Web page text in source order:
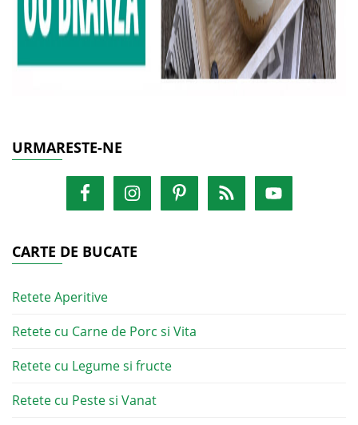
URMARESTE-NE
CARTE DE BUCATE
Retete Aperitive
Retete cu Carne de Porc si Vita
Retete cu Legume si fructe
Retete cu Peste si Vanat